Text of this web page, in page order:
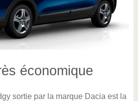
économique
sortie par la marque Dacia est la